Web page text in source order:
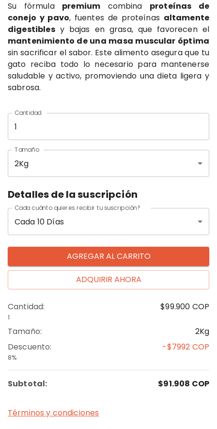
Su fórmula premium combina proteínas de
conejo y pavo, fuentes de proteínas altamente
digestiblesy bajas en grasa, que favorecen el
mantenimiento de una masa muscular óptima
sin sacrificar el sabor. Este alimento asegura que tu
gato reciba todo lo necesario para mantenerse
saludable y activo, promoviendo una dieta ligera y
sabrosa.
Cantidad
Tamaño
2Kg
Detalles de la suscripción
Cada cuánto quieres recibir tu suscripción?
Cada 10 Días
AGREGAR AL CARRITO
ADQUIRIR AHORA
Cantidad:
1
$99.900 COP
Tamaño:
2Kg
Descuento:
8%
-$7992 COP
Subtotal: $91.908 COP
Términos y condiciones